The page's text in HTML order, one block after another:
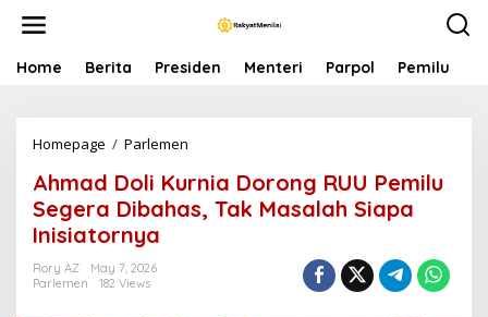
Home Berita Presiden Menteri Parpol Pemilu
Homepage / Parlemen
m
a
d
Ahmad Doli Kurnia Dorong RUU Pemilu
Segera Dibahas, Tak Masalah Siapa
Inisiatornya
Rory AZ
May 7, 2026
Parlemen
182 Views